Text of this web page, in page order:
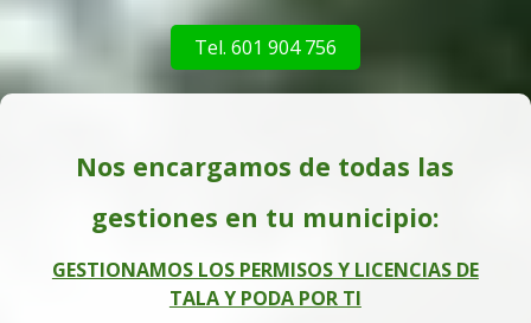
Tel. 601 904 756
Nos encargamos de todas las
gestiones en tu municipio:
GESTIONAMOS LOS PERMISOS Y LICENCIAS DE
TALA Y PODA POR TI